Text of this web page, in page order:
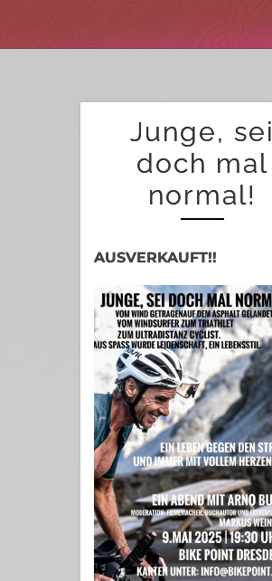
Junge, sei
doch mal
normal!
AUSVERKAUFT!!